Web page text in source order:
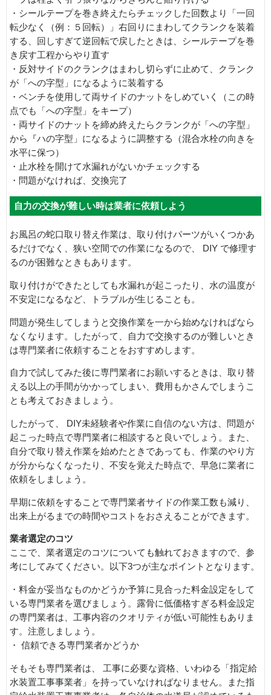
・シールテープを巻き終えたらチェックした回数より「一回
転少なく（例：５回転）」右回りにまわしてクランクを装着
する、回しすぎて逆回転で戻したときは、シールテープを巻
き戻す工程からやり直す
・反対サイドのクランクはまわし切らずに止めて、クランク
が「への字型」になるように装着する
・ベンチを使用して両サイドのナットをしめていく（この時
点でも「への字型」をキープ）
・両サイドのナットを締め終えたらクランクが「への字型」
から『ハの字型」になるように調整する（混合水栓の向きを
水平に保つ）
・止水栓を開けて水漏れがないかチェックする
・問題がなければ、交換完了
自力の交換が難しい時は業者に依頼しよう
お風呂の蛇口取り替え作業は、取り付けパーツがいくつかあ
るだけでなく、狭い空間での作業になるので、 DIY で修理す
るのが困難なときもあります。
取り付けができたとしても水漏れが起こったり、水の温度が
不安定になるなど、トラブルが生じることも。
問題が発生してしまうと交換作業を一から始めなければなら
なくなります。したがって、自力で交換するのが難しいとき
は専門業者に依頼することをおすすめします。
自力で試してみた後に専門業者にお願いするときは、取り替
える以上の手間がかかってしまい、費用もかさんでしまうこ
とも考えておきましょう。
したがって、 DIY未経験者や作業に自信のない方は、問題が
起こった時点で専門業者に相談すると良いでしょう。また、
自分で取り替え作業を始めたときであっても、作業のやり方
が分からなくなったり、不安を覚えた時点で、早急に業者に
依頼をしましょう。
早期に依頼をすることで専門業者サイドの作業工数も減り、
出来上がるまでの時間やコストをおさえることができます。
業者選定のコツ
ここで、業者選定のコツについても触れておきますので、参
考にしてみてください。以下3つが主なポイントとなります。
・料金が妥当なものかどうか予算に見合った料金設定をして
いる専門業者を選びましょう。露骨に低価格すぎる料金設定
の専門業者は、工事内容のクオリティが低い可能性もありま
す。注意しましょう。
・ 信頼できる専門業者かどうか
そもそも専門業者は、 工事に必要な資格、いわゆる「指定給
水装置工事事業者」を持っていなければなりません。また指